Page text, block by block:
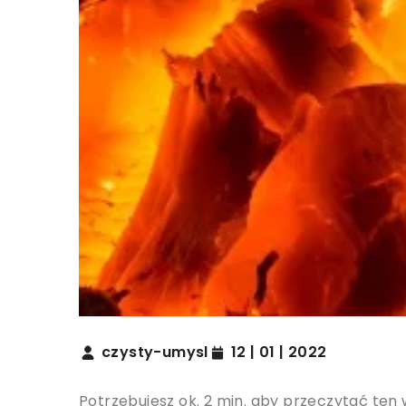
czysty-umysl 12 | 01 | 2022
Potrzebujesz ok. 2 min. aby przeczytać ten